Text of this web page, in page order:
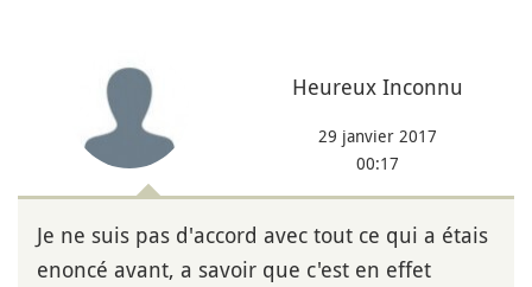
Heureux Inconnu
29 janvier 2017
00:17
Je ne suis pas d'accord avec tout ce qui a étais
enoncé avant, a savoir que c'est en effet